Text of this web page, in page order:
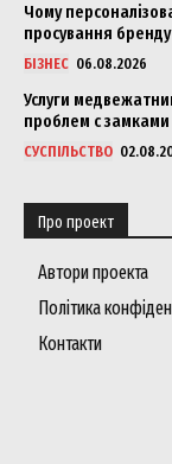
Чому
просування бренду
БІЗНЕС 06.08.2026
Услуги
проблем с замками
СУСПІЛЬСТВО
Про проект
Автори проекта
Політика
Контакти